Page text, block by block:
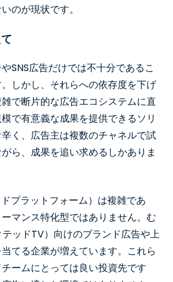
のが現状です。
SNS広告だけでは不十分であるこ
しかし、それらへの依存度を下げ
で断片的な広告エコシステムに直
で有意義な成果を提供できるソリ
く、広告主は複数のチャネルで試
ら、成果を追い求めるしかありま
プラットフォーム）は複雑であ
マンス特化型ではありません。む
ッドTV）向けのブランド広告や上
てる企業が増えています。これら
ームにとっては良い投資先です